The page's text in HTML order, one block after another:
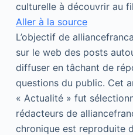
culturelle à découvrir au
Aller à la source
L’objectif de
sur le web des posts
diffuser en tâchant de
questions du public. Cet
« Actualité » fut
rédacteurs de
chronique est reproduite